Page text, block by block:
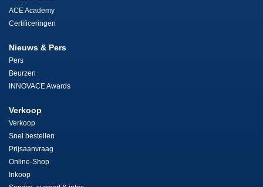
ACE Academy
Certificeringen
Nieuws & Pers
Pers
Beurzen
INNOVACE Awards
Verkoop
Verkoop
Snel bestellen
Prijsaanvraag
Online-Shop
Inkoop